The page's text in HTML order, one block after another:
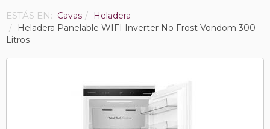
ESTÁS EN: Cavas
Heladera
Heladera Panelable WIFI Inverter No Frost Vondom 300
Litros